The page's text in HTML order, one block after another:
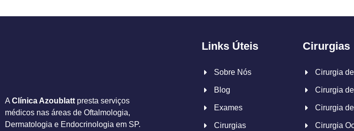
A Clínica Azoublatt presta serviços
médicos nas áreas de Oftalmologia,
Dermatologia e Endocrinologia em SP.
Links Úteis
Sobre Nós
Blog
Exames
Cirurgias
Cirurgias
Cirurgia
Cirurgia
Cirurgia
Cirurgia